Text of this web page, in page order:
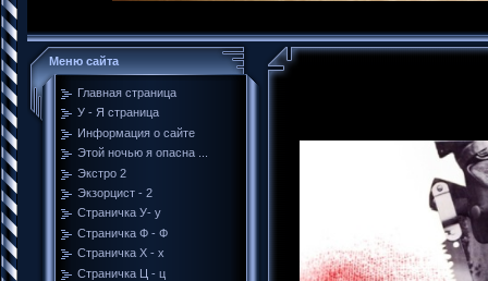
Меню сайта
Главная страница
У - Я страница
Информация о сайте
Этой ночью я опасна ...
Экстро 2
Экзорцист - 2
Страничка У- у
Страничка Ф - Ф
Страничка Х - х
Страничка Ц - ц